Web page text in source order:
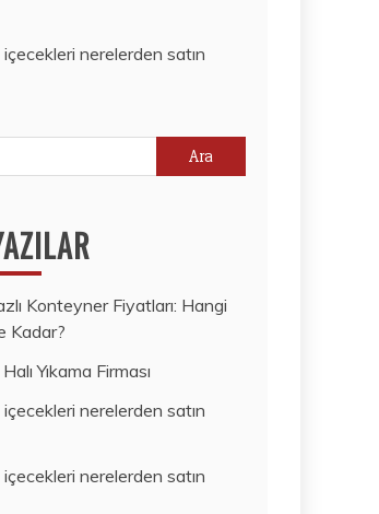
nerelerden satın
Konteyner Fiyatları: Hangi
Kadar?
Yıkama Firması
nerelerden satın
nerelerden satın